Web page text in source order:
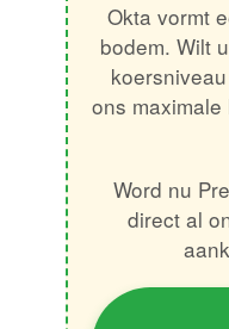
Okta vormt
bodem. Wilt
ons
Word nu
direct al